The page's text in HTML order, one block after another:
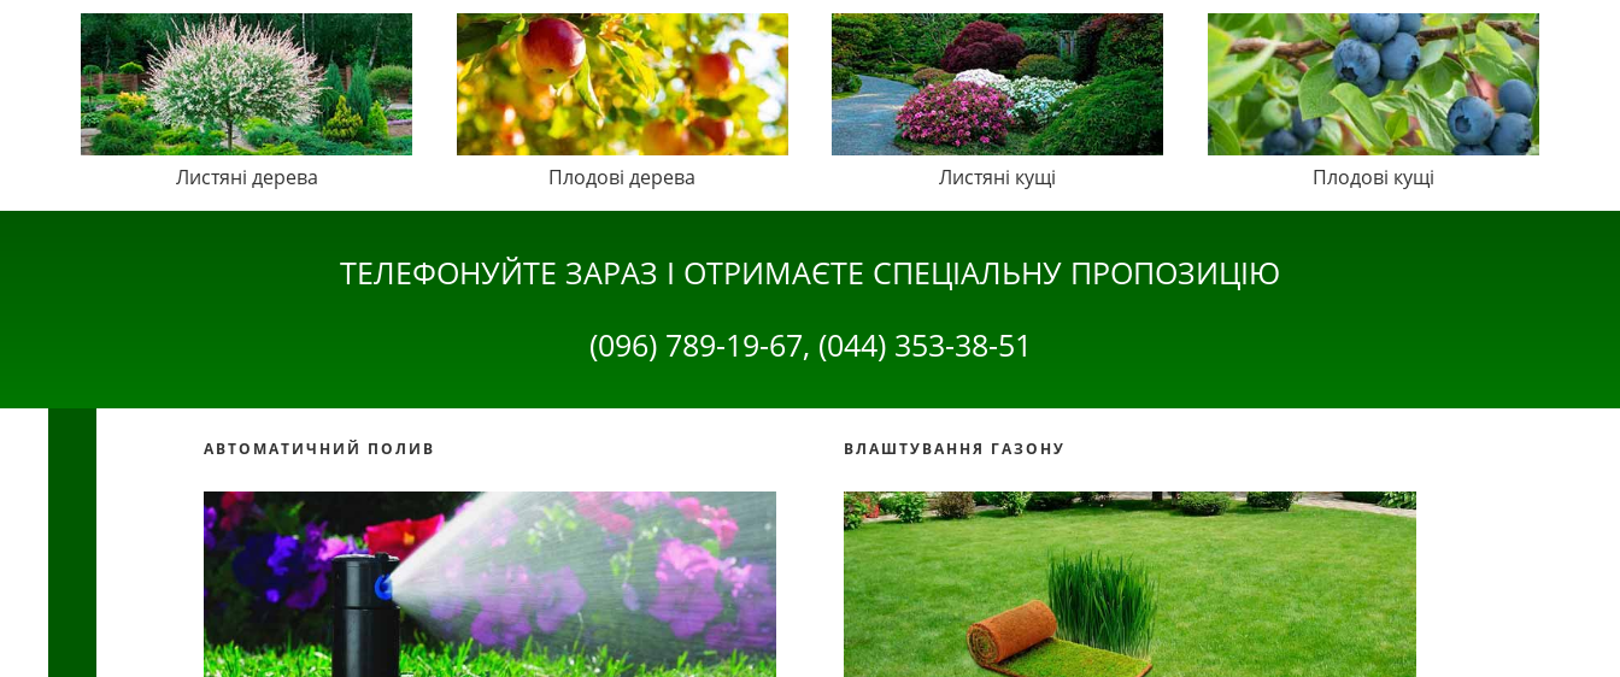
Листяні дерева Плодові дерева Листяні кущі Плодові кущі
ТЕЛЕФОНУЙТЕ ЗАРАЗ І ОТРИМАЄТЕ СПЕЦІАЛЬНУ ПРОПОЗИЦІЮ
(096) 789-19-67, (044) 353-38-51
АВТОМАТИЧНИЙ ПОЛИВ ВЛАШТУВАННЯ ГАЗОНУ